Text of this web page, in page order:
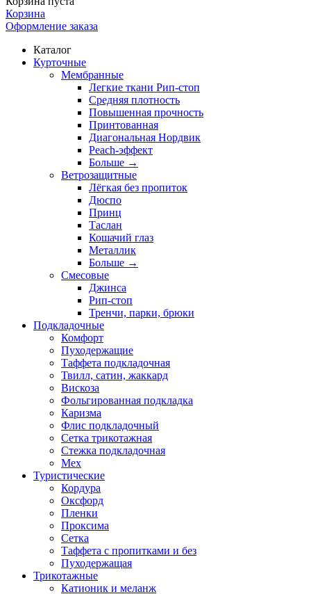
Корзина
Оформление заказа
Каталог
Курточные
Мембранные
Легкие ткани Рип-стоп
Средняя плотность
Повышенная прочность
Принтованная
Диагональная Нордвик
Peach-эффект
Больше →
Ветрозащитные
Лёгкая без пропиток
Дюспо
Принц
Таслан
Кошачий глаз
Металлик
Больше →
Смесовые
Джинса
Рип-стоп
Тренчи, парки, брюки
Подкладочные
Комфорт
Пуходержащие
Таффета подкладочная
Твилл, сатин, жаккард
Вискоза
Фольгированная подкладка
Каризма
Флис подкладочный
Сетка трикотажная
Стежка подкладочная
Мех
Туристические
Кордура
Оксфорд
Пленки
Проксима
Сетка
Таффета с пропитками и без
Пуходержащая
Трикотажные
Катионик и меланж